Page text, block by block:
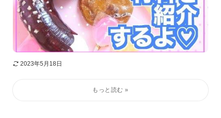
2023年5月18日